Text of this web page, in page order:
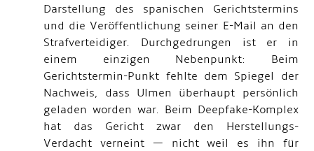
Darstellung des spanischen Gerichtstermins
und die Veröffentlichung seiner E-Mail an den
Strafverteidiger. Durchgedrungen ist er in
einem einzigen Nebenpunkt: Beim
Gerichtstermin-Punkt fehlte dem Spiegel der
Nachweis, dass Ulmen überhaupt persönlich
geladen worden war. Beim Deepfake-Komplex
hat das Gericht zwar den Herstellungs-
Verdacht verneint — nicht weil es ihn für